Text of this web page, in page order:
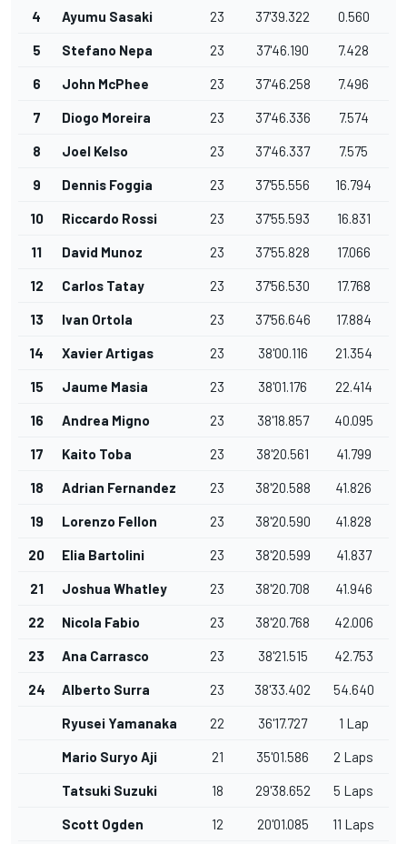
4 Ayumu Sasaki 23 37'39.322 0.560
5 Stefano Nepa 23 37'46.190 7.428
6 John McPhee 23 37'46.258 7.496
7 Diogo Moreira 23 37'46.336 7.574
8 Joel Kelso 23 37'46.337 7.575
9 Dennis Foggia 23 37'55.556 16.794
10 Riccardo Rossi 23 37'55.593 16.831
11 David Munoz 23 37'55.828 17.066
12 Carlos Tatay 23 37'56.530 17.768
13 Ivan Ortola 23 37'56.646 17.884
14 Xavier Artigas 23 38'00.116 21.354
15 Jaume Masia 23 38'01.176 22.414
16 Andrea Migno 23 38'18.857 40.095
17 Kaito Toba 23 38'20.561 41.799
18 Adrian Fernandez 23 38'20.588 41.826
19 Lorenzo Fellon 23 38'20.590 41.828
20 Elia Bartolini 23 38'20.599 41.837
21 Joshua Whatley 23 38'20.708 41.946
22 Nicola Fabio 23 38'20.768 42.006
23 Ana Carrasco 23 38'21.515 42.753
24 Alberto Surra 23 38'33.402 54.640
Ryusei Yamanaka 22 36'17.727 1 Lap
Mario Suryo Aji 21 35'01.586 2 Laps
Tatsuki Suzuki 18 29'38.652 5 Laps
Scott Ogden 12 20'01.085 11 Laps